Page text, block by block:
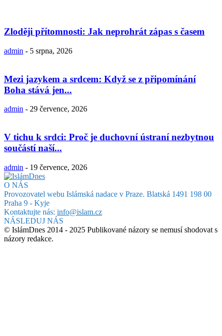
Zloději přítomnosti: Jak neprohrát zápas s časem
admin - 5 srpna, 2026
Mezi jazykem a srdcem: Když se z připomínání
Boha stává jen...
admin - 29 července, 2026
V tichu k srdci: Proč je duchovní ústraní nezbytnou
součástí naší...
admin - 19 července, 2026
O NÁS
Provozovatel webu Islámská nadace v Praze. Blatská 1491 198 00
Praha 9 - Kyje
Kontaktujte nás: info@islam.cz
NÁSLEDUJ NÁS
© IslámDnes 2014 - 2025 Publikované názory se nemusí shodovat s
názory redakce.